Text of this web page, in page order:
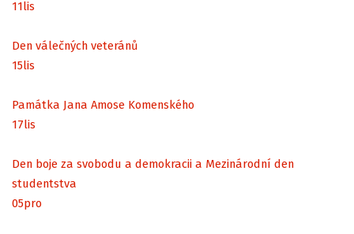
11lis
Den válečných veteránů
15lis
Památka Jana Amose Komenského
17lis
Den boje za svobodu a demokracii a Mezinárodní den
studentstva
05pro